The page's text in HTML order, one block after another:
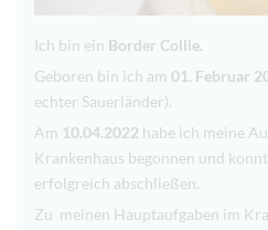
Ich bin ein Border Collie.
Geboren bin ich am 01. Februar
echter Sauerländer).
Am 10.04.2022 habe ich meine
Krankenhaus begonnen und
erfolgreich abschließen.
Zu meinen Hauptaufgaben im